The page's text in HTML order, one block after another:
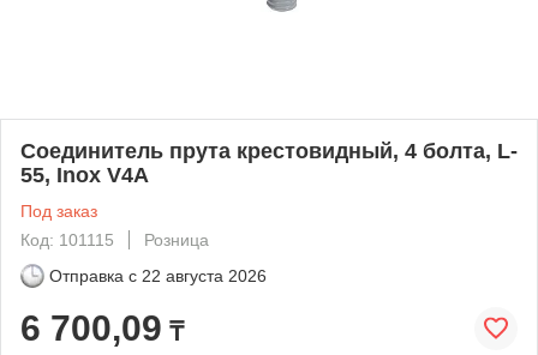
Соединитель прута крестовидный, 4 болта, L-
55, Inox V4A
Под заказ
Код: 101115
Розница
Отправка с 22 августа 2026
6 700,09 ₸